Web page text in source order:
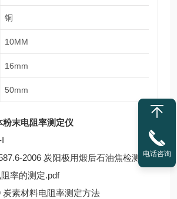
铜
10MM
16mm
50mm
粉末电阻率测定仪
2006 炭阳极用煅后石油焦检测方法
率的测定.pdf
炭素材料电阻率测定方法
电话咨询